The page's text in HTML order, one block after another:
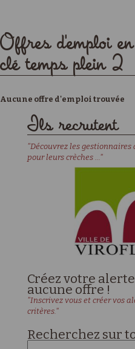
Offres d'emploi
clé temps plein 2
Aucune offre d'emploi trouvée
Ils recrutent
"Découvrez les
pour leurs crèches ..."
Créez votre
aucune offre !
"Inscrivez vous et créer vos
critères."
Recherchez sur